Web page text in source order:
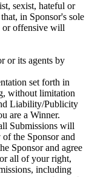
sexist, hateful or
in Sponsor's sole
or offensive will
or its agents by
set forth in
without limitation
Liability/Publicity
are a Winner.
Submissions will
the Sponsor and
Sponsor and agree
all of your right,
including